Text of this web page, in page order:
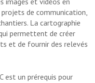
de communication,
La cartographie
permettent de créer
et de fournir des relevés
est un prérequis pour